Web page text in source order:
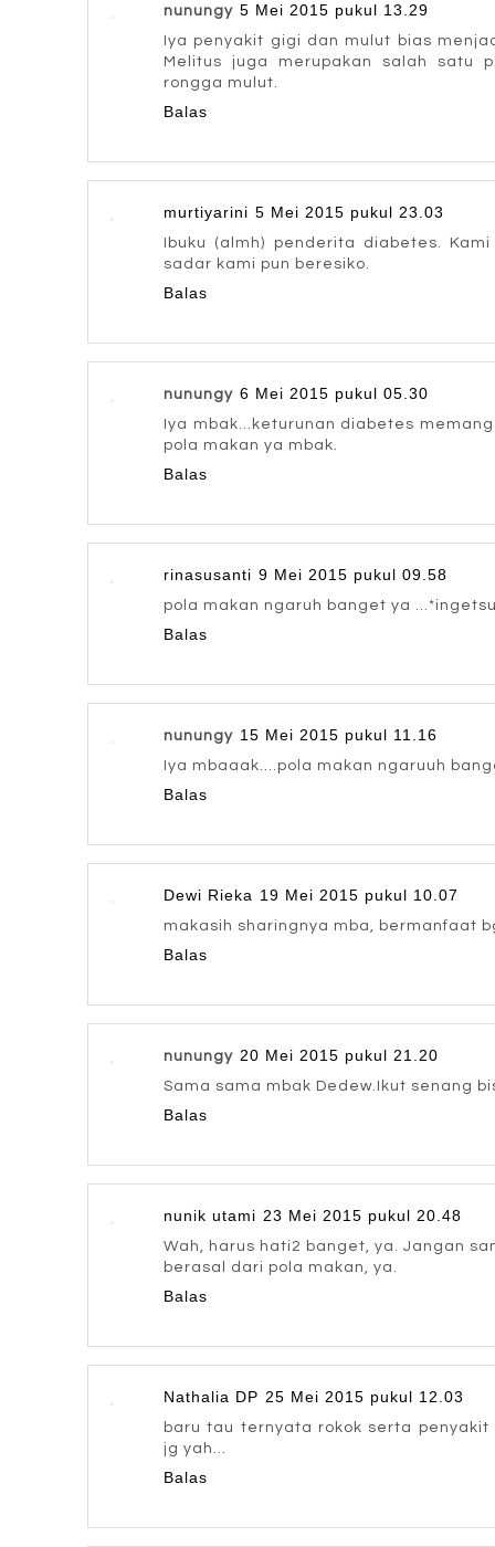
nunungy 5 Mei 2015 pukul 13.29
Iya penyakit gigi dan mulut bias
Melitus juga merupakan salah satu
rongga mulut.
Balas
murtiyarini 5 Mei 2015 pukul 23.03
Ibuku (almh) penderita diabetes.
sadar kami pun beresiko.
Balas
nunungy 6 Mei 2015 pukul 05.30
Iya mbak...keturunan diabetes
pola makan ya mbak.
Balas
rinasusanti 9 Mei 2015 pukul 09.58
pola makan ngaruh banget ya
Balas
nunungy 15 Mei 2015 pukul 11.16
Iya mbaaak....pola makan ngaruuh
Balas
Dewi Rieka 19 Mei 2015 pukul 10.07
makasih sharingnya mba, bermanfaat
Balas
nunungy 20 Mei 2015 pukul 21.20
Sama sama mbak Dedew.Ikut senang
Balas
nunik utami 23 Mei 2015 pukul 20.48
Wah, harus hati2 banget, ya. Jangan
berasal dari pola makan, ya.
Balas
Nathalia DP 25 Mei 2015 pukul 12.03
baru tau ternyata rokok serta
jg yah...
Balas